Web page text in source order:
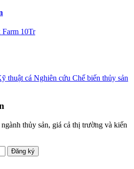
Farm 10Tr
thuật cá Nghiên cứu Chế biến thủy sản
thủy sản, giá cả thị trường và kiến
Đăng ký